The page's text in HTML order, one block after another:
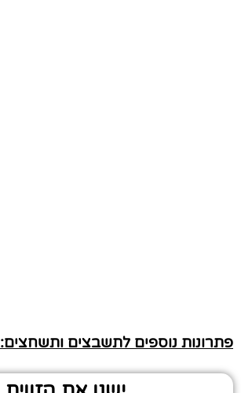
פתרונות נוספים לתשבצים ותשחצים: